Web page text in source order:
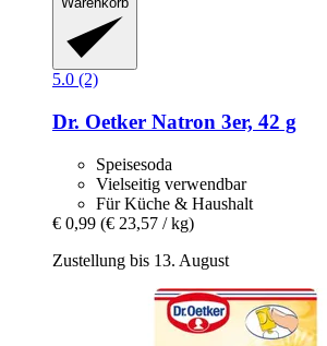
5.0 (2)
Dr. Oetker Natron 3er, 42 g
Speisesoda
Vielseitig verwendbar
Für Küche & Haushalt
€ 0,99 (€ 23,57 / kg)
Zustellung bis 13. August